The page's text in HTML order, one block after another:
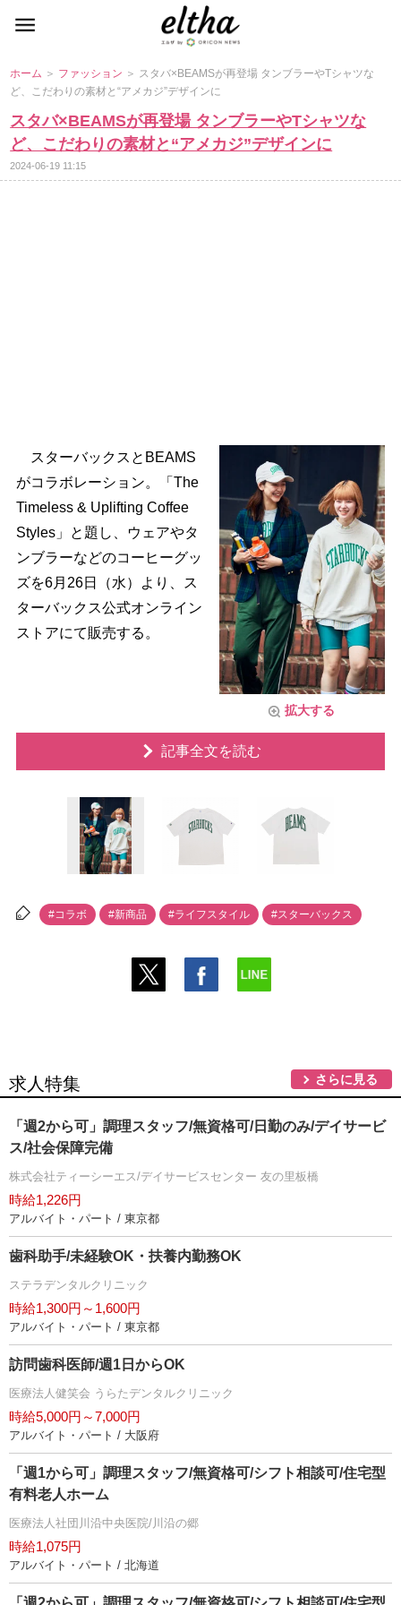
ホーム ＞ ファッション ＞ スタバ×BEAMSが再登場 タンブラーやTシャツな
ど、こだわりの素材と“アメカジ”デザインに
スタバ×BEAMSが再登場 タンブラーやTシャツな
ど、こだわりの素材と“アメカジ”デザインに
2024-06-19 11:15
拡大する
スターバックスとBEAMS
がコラボレーション。「The
Timeless & Uplifting Coffee
Styles」と題し、ウェアやタ
ンブラーなどのコーヒーグッ
ズを6月26日（水）より、ス
ターバックス公式オンライン
ストアにて販売する。
記事全文を読む
#コラボ #新商品 #ライフスタイル #スターバックス
求人特集 さらに見る
「週2から可」調理スタッフ/無資格可/日勤のみ/デイサービ
ス/社会保障完備
株式会社ティーシーエス/デイサービスセンター 友の里板橋
時給1,226円
アルバイト・パート / 東京都
歯科助手/未経験OK・扶養内勤務OK
ステラデンタルクリニック
時給1,300円～1,600円
アルバイト・パート / 東京都
訪問歯科医師/週1日からOK
医療法人健笑会 うらたデンタルクリニック
時給5,000円～7,000円
アルバイト・パート / 大阪府
「週1から可」調理スタッフ/無資格可/シフト相談可/住宅型
有料老人ホーム
医療法人社団川沿中央医院/川沿の郷
時給1,075円
アルバイト・パート / 北海道